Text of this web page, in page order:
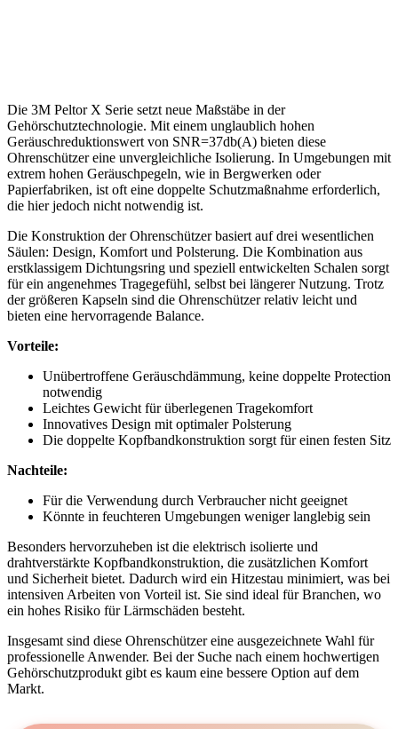
Die 3M Peltor X Serie setzt neue Maßstäbe in ⁣der
Gehörschutztechnologie. Mit einem ‌unglaublich​ hohen
Geräuschreduktionswert von SNR=37db(A) ‌bieten⁢ diese⁢
Ohrenschützer eine unvergleichliche Isolierung. In Umgebungen mit
extrem hohen Geräuschpegeln,‍ wie in Bergwerken oder
Papierfabriken, ist oft eine doppelte Schutzmaßnahme erforderlich,
die hier jedoch nicht notwendig ist.
Die​ Konstruktion der Ohrenschützer basiert auf drei wesentlichen
Säulen: Design, Komfort und Polsterung. Die ⁣Kombination aus
erstklassigem Dichtungsring und speziell entwickelten Schalen sorgt
für ein angenehmes ​Tragegefühl, selbst bei längerer Nutzung. Trotz
der größeren Kapseln sind die Ohrenschützer relativ leicht und⁤
bieten eine hervorragende Balance.
Vorteile:
Unübertroffene Geräuschdämmung, keine doppelte Protection
​notwendig
Leichtes Gewicht für überlegenen Tragekomfort
Innovatives Design mit optimaler Polsterung
Die doppelte Kopfbandkonstruktion sorgt für einen festen Sitz
Nachteile:
Für die Verwendung durch Verbraucher nicht geeignet
Könnte in feuchteren Umgebungen weniger langlebig sein
Besonders hervorzuheben ist die ‍elektrisch isolierte und
drahtverstärkte Kopfbandkonstruktion, die zusätzlichen Komfort
und Sicherheit bietet. Dadurch wird ein Hitzestau ⁢minimiert, was bei
intensiven‌ Arbeiten von Vorteil ist. ‍Sie sind ideal für Branchen, wo
‌ein hohes Risiko⁣ für Lärmschäden besteht.
Insgesamt‌ sind diese Ohrenschützer eine ausgezeichnete Wahl für
professionelle Anwender.⁣ Bei der Suche‍ nach einem hochwertigen
Gehörschutzprodukt gibt es kaum eine bessere Option auf dem
‍Markt.